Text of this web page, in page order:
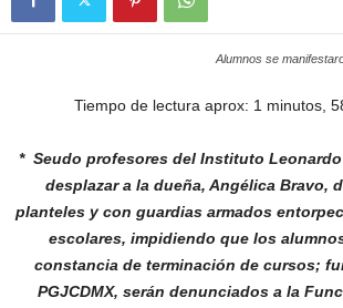
Alumnos se
Tiempo de lectura aprox: 1 minutos,
* Seudo profesores del Instituto
desplazar a la dueña, Angélica Bravo,
planteles y con guardias armados
escolares, impidiendo que los
constancia de terminación de cursos;
PGJCDMX, serán denunciados a la